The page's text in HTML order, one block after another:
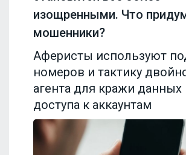
изощренными. Что
мошенники?
Аферисты используют
номеров и тактику
агента для кражи данных
доступа к аккаунтам